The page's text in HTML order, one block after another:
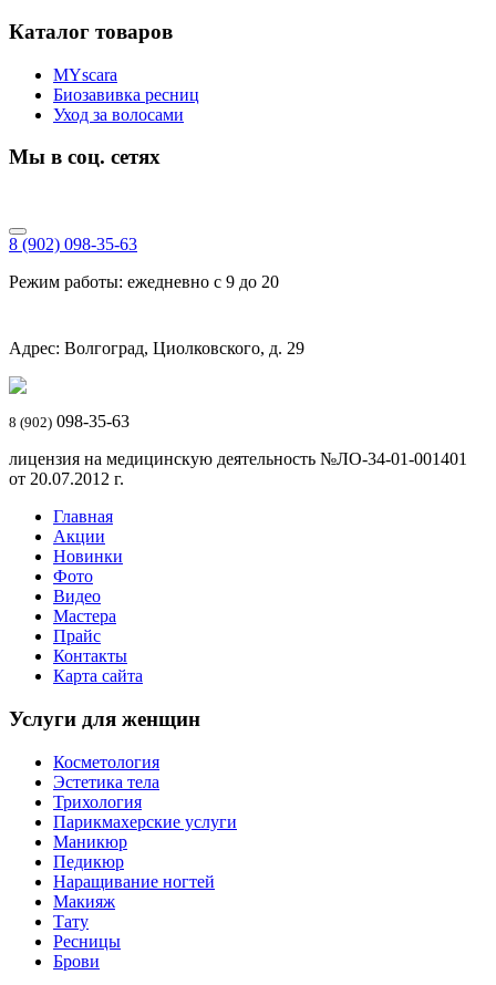
Каталог товаров
MYscara
Биозавивка ресниц
Уход за волосами
Мы в соц. сетях
8 (902) 098-35-63
Режим работы: ежедневно с 9 до 20
Адрес: Волгоград, Циолковского, д. 29
8 (902) 098-35-63
лицензия на медицинскую деятельность №ЛО-34-01-001401
от 20.07.2012 г.
Главная
Акции
Новинки
Фото
Видео
Мастера
Прайс
Контакты
Карта сайта
Услуги для женщин
Косметология
Эстетика тела
Трихология
Парикмахерские услуги
Маникюр
Педикюр
Наращивание ногтей
Макияж
Тату
Ресницы
Брови